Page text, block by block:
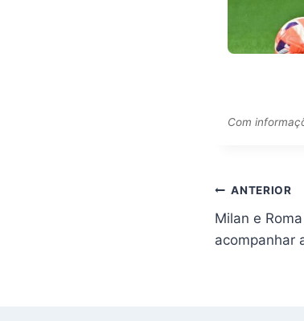
Com
Navegação
de
Post
ANTERIOR
Milan e
acompanhar